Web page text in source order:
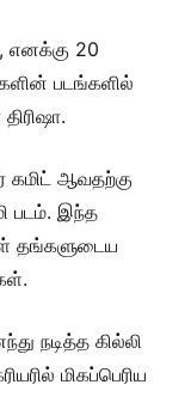
20
படங்களில்
கமிட் ஆவதற்கு
படம். இந்த
தங்களுடைய
நடித்த கில்லி
மிகப்பெரிய